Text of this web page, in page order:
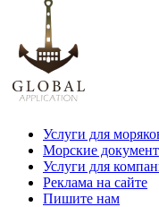
Услуги для
Морские
Услуги для
Реклама на сайте
Пишите нам